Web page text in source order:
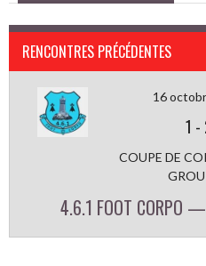
RENCONTRES PRÉCÉDENTES
16
1 -
COUPE DE
4.6.1 FOOT CORPO —